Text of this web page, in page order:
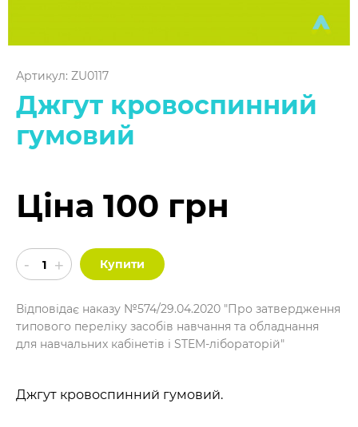
Артикул: ZU0117
Джгут кровоспинний
гумовий
Ціна 100 грн
Купити
Відповідає наказу №574/29.04.2020 "Про затвердження
типового переліку засобів навчання та обладнання
для навчальних кабінетів і STEM-лібораторій"
Джгут кровоспинний гумовий.